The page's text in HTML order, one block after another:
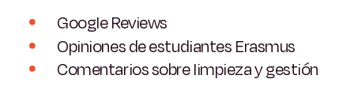
Google Reviews
Opiniones de estudiantes Erasmus
Comentarios sobre limpieza y gestión